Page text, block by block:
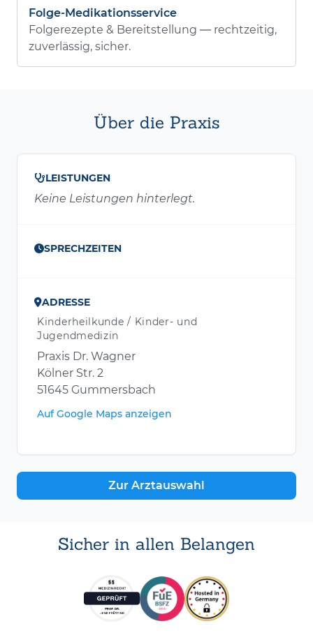
Folge-Medikationsservice
Folgerezepte & Bereitstellung — rechtzeitig,
zuverlässig, sicher.
Über die Praxis
LEISTUNGEN
Keine Leistungen hinterlegt.
SPRECHZEITEN
ADRESSE
Kinderheilkunde / Kinder- und
Jugendmedizin
Praxis Dr. Wagner
Kölner Str. 2
51645 Gummersbach
Auf Google Maps anzeigen
Zur Arztauswahl
Sicher in allen Belangen